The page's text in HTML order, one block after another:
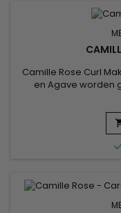
Camille Rose Curl
en Agave worden
oliebasis van
gelaagd met
eindigen met een
voor